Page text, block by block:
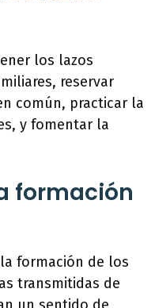
los lazos
reservar
común, practicar la
y fomentar la
formación
formación de los
transmitidas de